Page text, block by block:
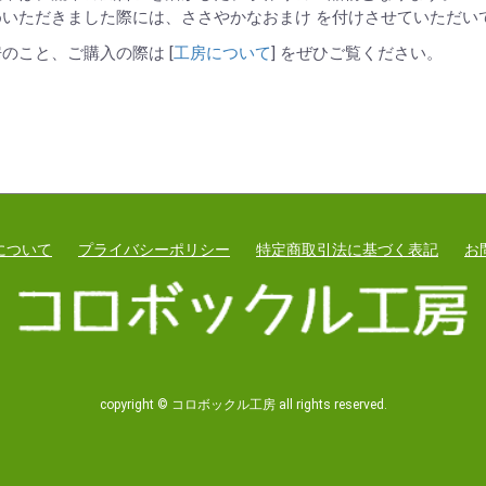
ただきました際には、ささやかなおまけ を付けさせていただい
こと、ご購入の際は [工房について] をぜひご覧ください。
ついて プライバシーポリシー 特定商取引法に基づく表記 お
copyright © コロボックル工房 all rights reserved.